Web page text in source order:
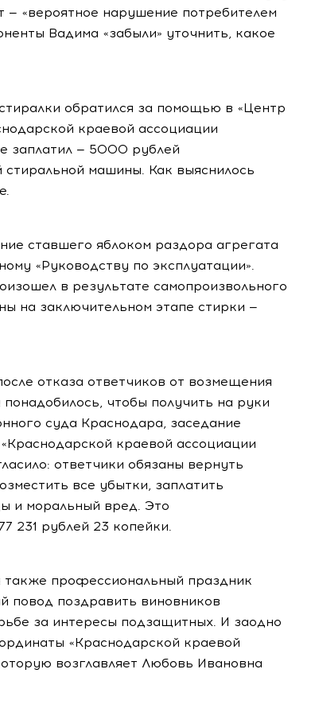
— «вероятное нарушение потребителем
Вадима «забыли» уточнить, какое
обратился за помощью в «Центр
краевой ассоциации
заплатил — 5000 рублей
стиральной машины. Как выяснилось
ставшего яблоком раздора агрегата
«Руководству по эксплуатации».
в результате самопроизвольного
на заключительном этапе стирки —
отказа ответчиков от возмещения
чтобы получить на руки
суда Краснодара, заседание
краевой ассоциации
ответчики обязаны вернуть
все убытки, заплатить
и моральный вред. Это
231 рублей 23 копейки.
также профессиональный праздник
повод поздравить виновников
за интересы подзащитных. И заодно
«Краснодарской краевой
возглавляет Любовь Ивановна